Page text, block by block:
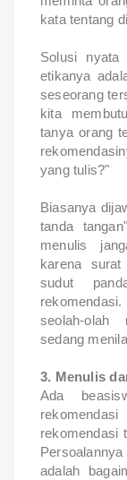
kata tentang
Solusi
etikanya
seseorang
kita
tanya orang
yang tulis?"
Biasanya
tanda
menulis
karena
sudut
seolah-olah
sedang
3. Menulis
Ada
rekomendasi
adalah